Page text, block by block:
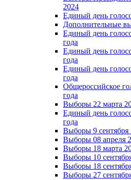
2024
Единый день
Дополнительные
Единый день
года
Единый день
года
Единый день
года
Общероссийское
года
Выборы 22 марта
Единый день
года
Выборы 9 сентября
Выборы 08 апреля
Выборы 18 марта
Выборы 10
Выборы 18
Выборы 27